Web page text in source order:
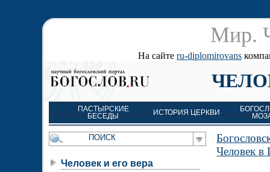
Мир.
На сайте ru-diplomirovans
ПАСТЫРСКИЕ
БЕСЕДЫ
ИСТОРИЯ ЦЕРКВИ
Человек в
Человек и его вера